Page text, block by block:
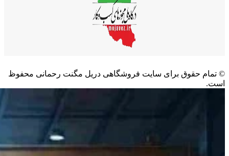
©️ تمام حقوق برای سایت فروشگاهی دریل مگنت رحمانی محفوظ
است.